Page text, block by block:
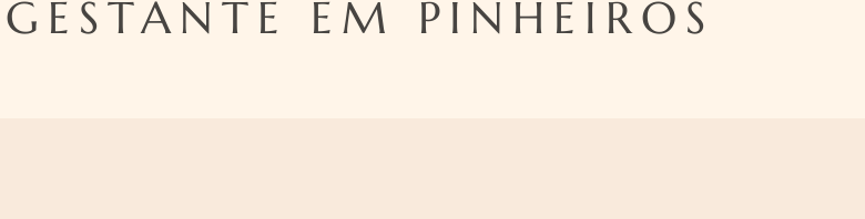
EM PINHEIROS